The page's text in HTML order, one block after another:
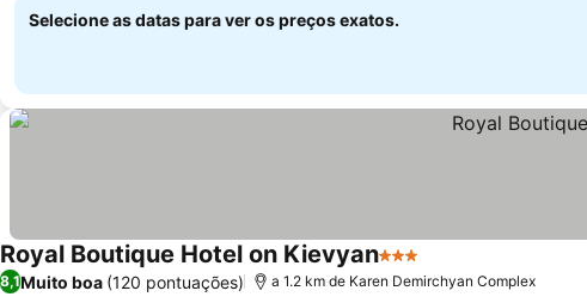
Selecione as datas para ver os preços exatos.
Royal Boutique Hotel on Kievyan3 Estrelas
8,1Muito boa (120 pontuações) a 1.2 km de Karen Demirchyan Complex